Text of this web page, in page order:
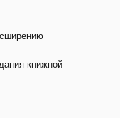
книжной